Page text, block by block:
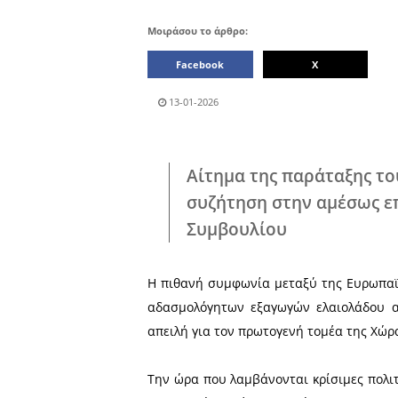
Facebook
13-01-2026